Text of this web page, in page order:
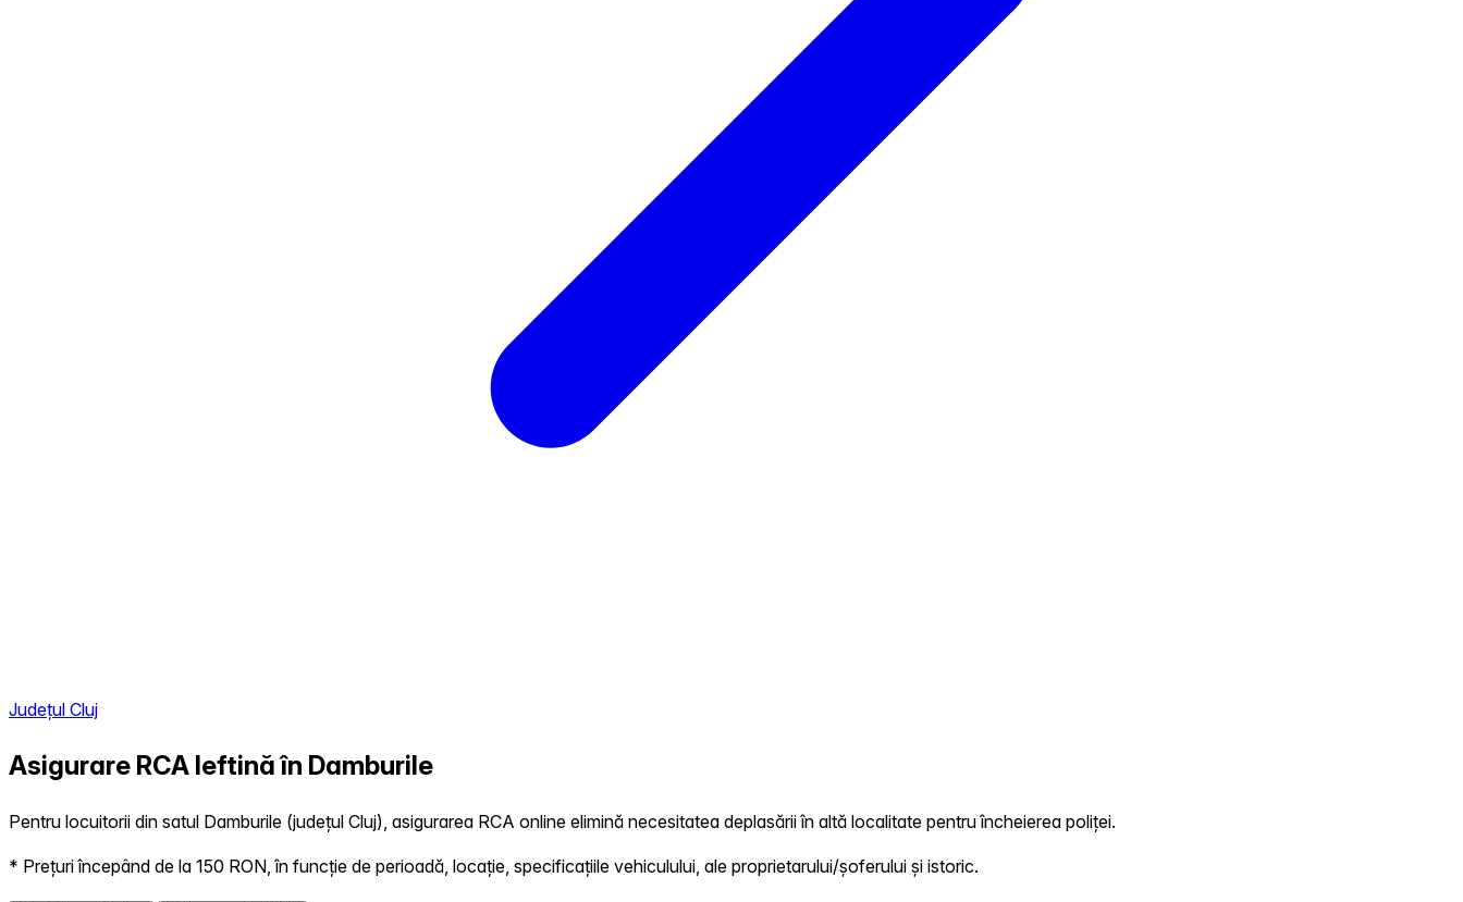
Județul Cluj
Asigurare RCA Ieftină în Damburile
Pentru locuitorii din satul Damburile (județul Cluj), asigurarea RCA online elimină necesitatea deplasării în altă localitate pentru încheierea poliței.
* Prețuri începând de la 150 RON, în funcție de perioadă, locație, specificațiile vehiculului, ale proprietarului/șoferului și istoric.